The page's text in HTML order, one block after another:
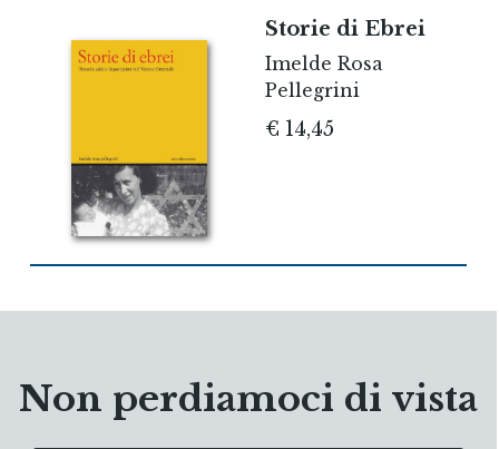
Storie di Ebrei
Imelde Rosa
Pellegrini
€ 14,45
Non perdiamoci di vista